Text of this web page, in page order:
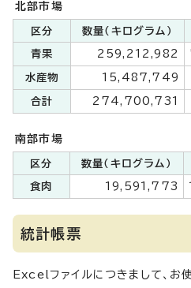
北部市場
区分 数量（キログラム）
青果 259,212,982
水産物 15,487,749
合計 274,700,731
南部市場
区分 数量（キログラム）
食肉 19,591,773
統計帳票
Excelファイルにつきまして、お